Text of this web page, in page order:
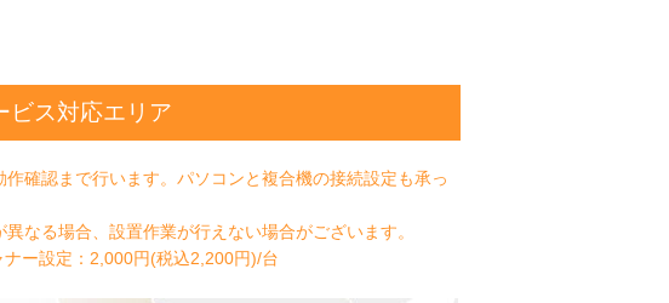
ビス対応エリア
確認まで行います。パソコンと複合機の接続設定も承っ
なる場合、設置作業が行えない場合がございます。
ー設定：2,000円(税込2,200円)/台